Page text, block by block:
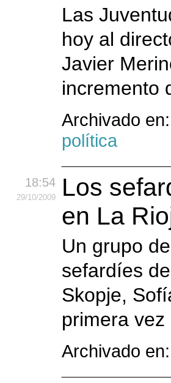
Las
hoy al
Javier
incremento
Archivado en:
política
18:54
29/10/2009
Los
en La
Un grupo
sefardíes
Skopje,
primera
Archivado en: